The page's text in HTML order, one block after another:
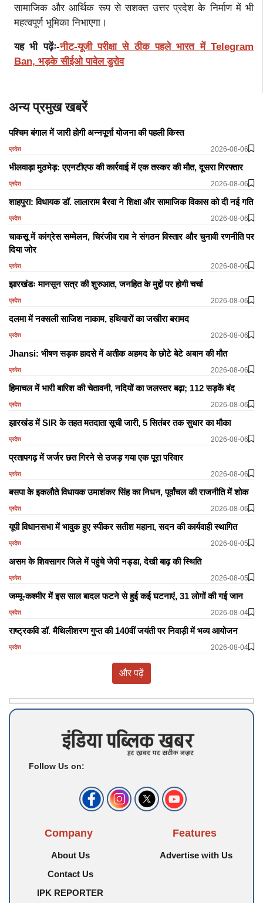
सामाजिक और आर्थिक रूप से सशक्त उत्तर प्रदेश के निर्माण में भी
महत्वपूर्ण भूमिका निभाएगा।
यह भी पढ़ेंः-नीट-यूजी परीक्षा से ठीक पहले भारत में Telegram
Ban, भड़के सीईओ पावेल डुरोव
अन्य प्रमुख खबरें
पश्चिम बंगाल में जारी होगी अन्नपूर्णा योजना की पहली किस्त
प्रदेश 2026-08-06
भीलवाड़ा मुठभेड़: एएनटीएफ की कार्रवाई में एक तस्कर की मौत, दूसरा गिरफ्तार
प्रदेश 2026-08-06
शाहपुरा: विधायक डॉ. लालाराम बैरवा ने शिक्षा और सामाजिक विकास को दी नई गति
प्रदेश 2026-08-06
चाकसू में कांग्रेस सम्मेलन, चिरंजीव राव ने संगठन विस्तार और चुनावी रणनीति पर
दिया जोर
प्रदेश 2026-08-06
झारखंडः मानसून सत्र की शुरुआत, जनहित के मुद्दों पर होगी चर्चा
प्रदेश 2026-08-06
दलमा में नक्सली साजिश नाकाम, हथियारों का जखीरा बरामद
प्रदेश 2026-08-06
Jhansi: भीषण सड़क हादसे में अतीक अहमद के छोटे बेटे अबान की मौत
प्रदेश 2026-08-06
हिमाचल में भारी बारिश की चेतावनी, नदियों का जलस्तर बढ़ा; 112 सड़कें बंद
प्रदेश 2026-08-06
झारखंड में SIR के तहत मतदाता सूची जारी, 5 सितंबर तक सुधार का मौका
प्रदेश 2026-08-06
प्रतापगढ़ में जर्जर छत गिरने से उजड़ गया एक पूरा परिवार
प्रदेश 2026-08-06
बसपा के इकलौते विधायक उमाशंकर सिंह का निधन, पूर्वांचल की राजनीति में शोक
प्रदेश 2026-08-06
यूपी विधानसभा में भावुक हुए स्पीकर सतीश महाना, सदन की कार्यवाही स्थागित
प्रदेश 2026-08-05
असम के शिवसागर जिले में पहुंचे जेपी नड्डा, देखी बाढ़ की स्थिति
प्रदेश 2026-08-05
जम्मू-कश्मीर में इस साल बादल फटने से हुई कई घटनाएं, 31 लोगों की गई जान
प्रदेश 2026-08-04
राष्ट्रकवि डॉ. मैथिलीशरण गुप्त की 140वीं जयंती पर निवाड़ी में भव्य आयोजन
प्रदेश 2026-08-04
और पढ़ें
Follow Us on:
Company
About Us
Contact Us
IPK REPORTER
Features
Advertise with Us